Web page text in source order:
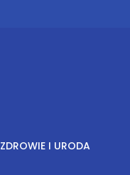
ZDROWIE I URODA